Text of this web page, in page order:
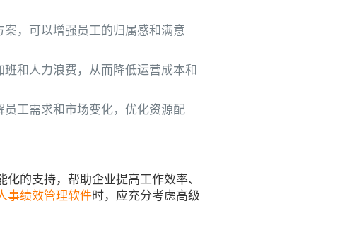
，可以增强员工的归属感和满意
和人力浪费，从而降低运营成本和
工需求和市场变化，优化资源配
的支持，帮助企业提高工作效率、
事绩效管理软件时，应充分考虑高级